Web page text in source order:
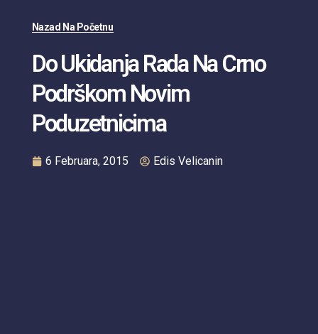
Nazad Na Početnu
Do Ukidanja Rada Na Crno
Podrškom Novim
Poduzetnicima
6 Februara, 2015 Edis Velicanin